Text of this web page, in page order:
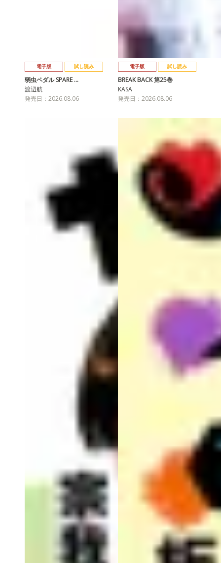
電子版 試し読み
弱虫ペダル SPARE …
渡辺航
発売日：2026.08.06
電子版 試し読み
BREAK BACK 第25巻
KASA
発売日：2026.08.06